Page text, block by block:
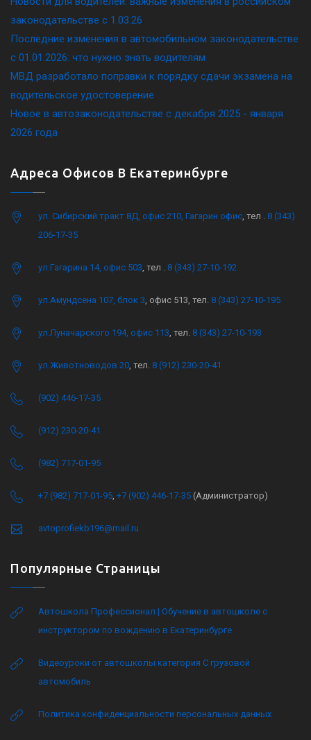
законодательстве c 1.03.26
Последние изменения в автомобильном законодательстве
c 01.01.2026: что нужно знать водителям
МВД разработало поправки к порядку сдачи экзамена на
водительское удостоверение
Новое в автозаконодательстве с декабря 2025 - января
2026 года
Адреса Офисов В Екатеринбурге
ул. Сибирский тракт 8Д, офис 210, Гагарин офис , тел . 8 (343)
206-17-35
ул.Гагарина 14, офис 503 , тел . 8 (343) 27-10-192
ул.Амундсена 107, блок 3 , офис 513, тел. 8 (343) 27-10-195
ул.Луначарского 194, офис 113 , тел. 8 (343) 27-10-193
ул.Животноводов 20 , тел. 8 (912) 230-20-41
(902) 446-17-35
(912) 230-20-41
(982) 717-01-95
+7 (982) 717-01-95 +7 (902) 446-17-35 (Администратор)
avtoprofiekb196@mail.ru
Популярные Страницы
Автошкола Профессионал | Обучение в автошколе с
инструктором по вождению в Екатеринбурге
Видеоуроки от автошколы категория C грузовой
автомобиль
Политика конфиденциальности персональных данных